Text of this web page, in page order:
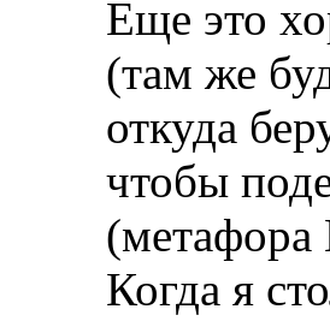
Еще это
(там же
откуда
чтобы
(метафора
Когда я